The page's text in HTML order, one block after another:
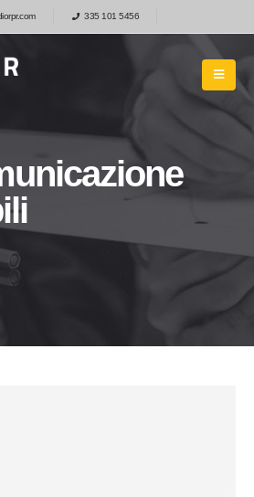
335 101 5456